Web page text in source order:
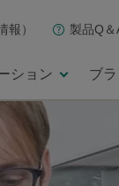
報） 製品Q＆
ション ブ